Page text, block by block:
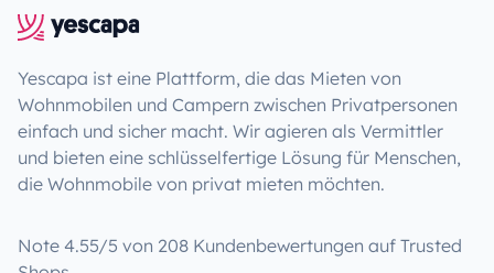
Yescapa ist eine Plattform, die das Mieten von
Wohnmobilen und Campern zwischen Privatpersonen
einfach und sicher macht. Wir agieren als Vermittler
und bieten eine schlüsselfertige Lösung für Menschen,
die Wohnmobile von privat mieten möchten.
Note 4.55/5 von 208 Kundenbewertungen auf Trusted